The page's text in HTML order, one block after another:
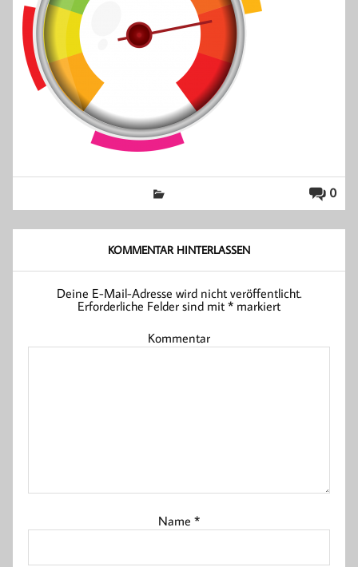
0
KOMMENTAR HINTERLASSEN
Deine E-Mail-Adresse wird nicht veröffentlicht.
Erforderliche Felder sind mit * markiert
Kommentar
Name *